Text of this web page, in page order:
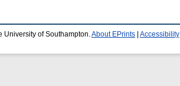
University of Southampton.About EPrints Accessibility